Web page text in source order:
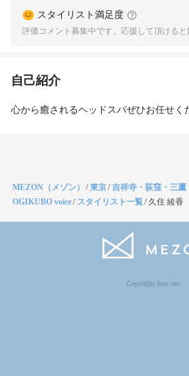
スタイリスト満足度
評価コメント募集中です。応援して頂けると
自己紹介
心から癒されるヘッドスパぜひお任せく
MEZON（メゾン） /東京/吉祥寺・荻窪・三鷹
OGIKUBO voice/ スタイリスト一覧/ 久住 綾香
Copyright Jocy inc.